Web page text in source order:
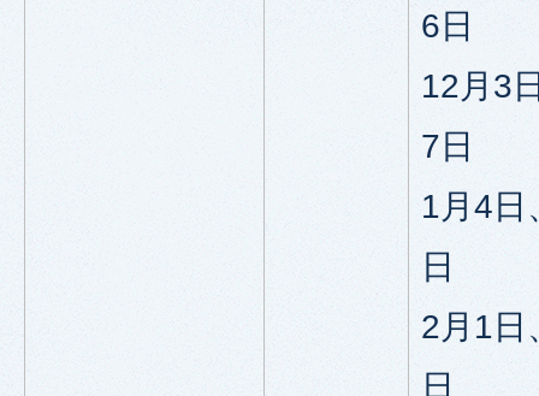
6日
12月3
7日
1月4日
日
2月1日
日